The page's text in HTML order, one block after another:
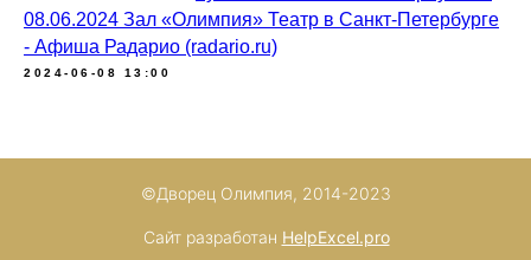
08.06.2024 Зал «Олимпия» Театр в Санкт-Петербурге
- Афиша Радарио (radario.ru)
2024-06-08 13:00
©Дворец Олимпия, 2014-2023
Сайт разработан HelpExcel.pro